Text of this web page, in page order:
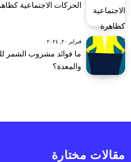
الحركات الاجتماعية
فبراير ٢٠, ٢٠٢٤
ما فوائد مشروب الشمر
والمعدة؟
مقالات مختارة